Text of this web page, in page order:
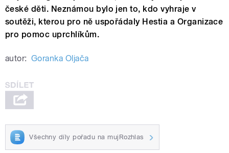
české děti. Neznámou bylo jen to, kdo vyhraje v
soutěži, kterou pro ně uspořádaly Hestia a Organizace
pro pomoc uprchlíkům.
autor: Goranka Oljača
Všechny díly pořadu na mujRozhlas